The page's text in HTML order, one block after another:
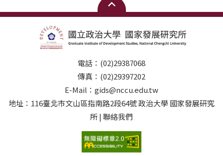
電話：(02)29387068
傳真：(02)29397202
E-Mail：gids@nccu.edu.tw
地址：116臺北市文山區指南路2段64號 政治大學 國家發展研究
所 | 聯絡我們